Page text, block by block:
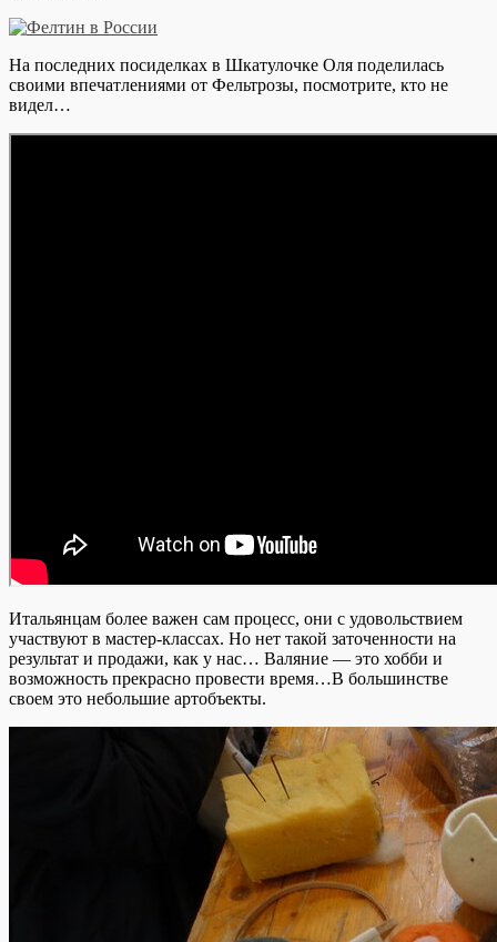
На последних посиделках в Шкатулочке Оля поделилась
своими впечатлениями от Фельтрозы, посмотрите, кто не
видел…
Итальянцам более важен сам процесс, они с удовольствием
участвуют в мастер-классах. Но нет такой заточенности на
результат и продажи, как у нас… Валяние — это хобби и
возможность прекрасно провести время…В большинстве
своем это небольшие артобъекты.